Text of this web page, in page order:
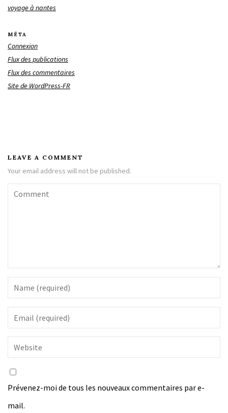
voyage à nantes
MÉTA
Connexion
Flux des publications
Flux des commentaires
Site de WordPress-FR
LEAVE A COMMENT
Your email address will not be published.
Prévenez-moi de tous les nouveaux commentaires par e-
mail.